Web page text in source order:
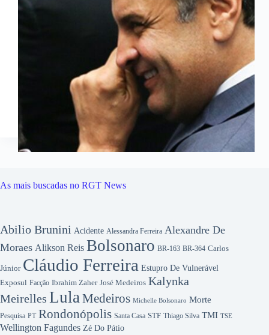
As mais buscadas no RGT News
Abilio Brunini Acidente Alessandra Ferreira Alexandre De
Moraes Alikson Reis Bolsonaro BR-163 BR-364 Carlos
Júnior Cláudio Ferreira Estupro De Vulnerável
Exposul Facção Ibrahim Zaher José Medeiros Kalynka
Meirelles LulaMedeiros Michelle Bolsonaro Morte
Pesquisa PT Rondonópolis Santa Casa STF Thiago Silva TMI TSE
Wellington Fagundes Zé Do Pátio